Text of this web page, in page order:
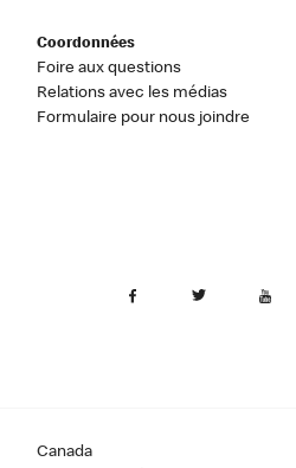
Coordonnées
Foire aux questions
Relations avec les médias
Formulaire pour nous joindre
Canada